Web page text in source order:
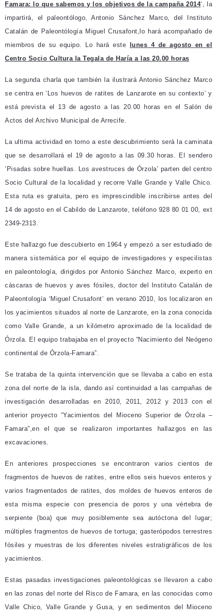
Famara: lo que sabemos y los objetivos de la campaña 2014‘, la
impartirá, el paleontólogo, Antonio Sánchez Marco, del Instituto
Catalán de Paleontólogía Miguel Crusafont,lo hará acompañado de
miembros de su equipo. Lo hará este
lunes 4 de agosto en el
Centro Socio Cultura la Tegala de Haría a las 20.00 horas
La segunda charla que también la ilustrará Antonio Sánchez Marco
se centra en ‘Los huevos de ratites de Lanzarote en su contexto’ y
está prevista el 13 de agosto a las 20.00 horas en el Salón de
Actos del Archivo Municipal de Arrecife.
La ultima actividad en torno a este descubrimiento será la caminata
que se desarrollará el 19 de agosto a las 09.30 horas. El sendero
‘Pisadas sobre huellas. Los avestruces de Órzola’ parten del centro
Socio Cultural de la localidad y recorre Valle Grande y Valle Chico.
Esta ruta es gratuita, pero es imprescindible inscribirse antes del
14 de agosto en el Cabildo de Lanzarote, teléfono 928 80 01 00, ext
2349-2313.
Este hallazgo fue descubierto en 1964 y empezó a ser estudiado de
manera sistemática por el equipo de investigadores y especilistas
en paleontología, dirigidos por Antonio Sánchez Marco, experto en
cáscaras de huevos y aves fósiles, doctor del Instituto Catalán de
Paleontología ‘Miguel Crusafont’ en verano 2010, los localizaron en
los yacimientos situados al norte de Lanzarote, en la zona conocida
como Valle Grande, a un kilómetro aproximado de la localidad de
Órzola. El equipo trabajaba en el proyecto “Nacimiento del Neógeno
continental de Órzola-Famara”.
Se trataba de la quinta intervención que se llevaba a cabo en esta
zona del norte de la isla, dando así continuidad a las campañas de
investigación desarrolladas en 2010, 2011, 2012 y 2013 con el
anterior proyecto “Yacimientos del Mioceno Superior de Órzola –
Famara”,en el que se realizaron importantes hallazgos en las
excavaciones.
En anteriores prospecciones se encontraron varios cientos de
fragmentos de huevos de ratites, entre ellos seis huevos enteros y
varios fragmentados de ratites, dos moldes de huevos enteros de
esta misma especie con presencia de poros y una vértebra de
serpiente (boa) que muy posiblemente sea autóctona del lugar;
múltiples fragmentos de huevos de tortuga; gasterópodos terrestres
fósiles y muestras de los diferentes niveles estratigráficos de los
yacimientos.
Estas pasadas investigaciones paleontológicas se llevaron a cabo
en las zonas del norte del Risco de Famara, en las conocidas como
Valle Chico, Valle Grande y Gusa, y en sedimentos del Mioceno